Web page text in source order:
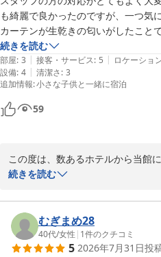
より良いサービスを提供できるよ
参ります。
また機会がございましたら是非当
この度はお忙しい中ご投稿を頂き
横浜マンダリンホテル
も綺麗で良かったのですが、一つ気
カーテンが生乾きの匂いがしたことで
トータルは良く、スタッフの方がと
かの際に利用したいと思うホテルでし
続きを読む
部屋: 3 | 接客・サービス: 5 | ロケーショ
設備: 4 | 清潔さ: 3
追加情報:小さな子供と一緒に宿泊
59
この度は、数あるホテルから当館
うございます。
を頂戴し大変嬉しく拝読させてい
スタッフのささやかな配慮をご評
ります。
快適な、ご滞在をいただけますよ
続きを読む
むぎまめ28
40代/女性 | 1件のクチコミ
5 2026年7月31日投